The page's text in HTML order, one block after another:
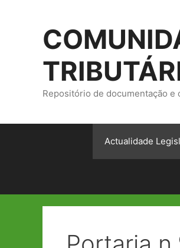
Repositório de documentação e
Actualidade